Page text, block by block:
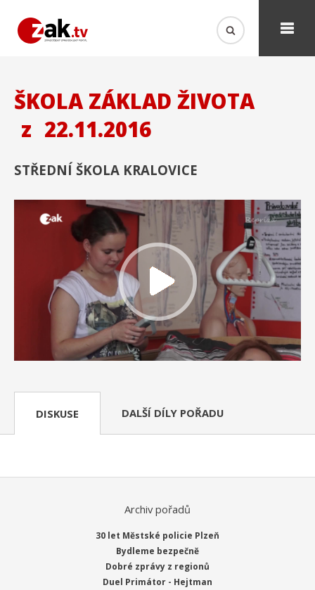
ŠKOLA ZÁKLAD ŽIVOTA
z 22.11.2016
STŘEDNÍ ŠKOLA KRALOVICE
DISKUSE DALŠÍ DÍLY POŘADU
Archiv pořadů
30 let Městské policie Plzeň
Bydleme bezpečně
Dobré zprávy z regionů
Duel Primátor - Hejtman